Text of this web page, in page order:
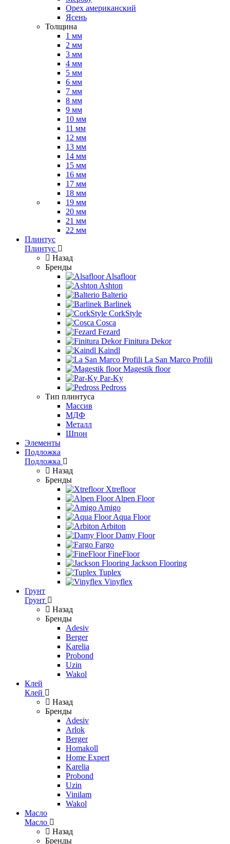
Орех американский
Ясень
Толщина
1 мм
2 мм
3 мм
4 мм
5 мм
6 мм
7 мм
8 мм
9 мм
10 мм
11 мм
12 мм
13 мм
14 мм
15 мм
16 мм
17 мм
18 мм
19 мм
20 мм
21 мм
22 мм
Плинтус
Плинтус
Назад
Бренды
Alsafloor
Ashton
Balterio
Barlinek
CorkStyle
Cosca
Fezard
Finitura Dekor
Kaindl
La San Marco Profili
Magestik floor
Par-Ky
Pedross
Тип плинтуса
Массив
МДФ
Металл
Шпон
Элементы
Подложка
Подложка
Назад
Бренды
Xtrefloor
Alpen Floor
Amigo
Aqua Floor
Arbiton
Damy Floor
Fargo
FineFloor
Jackson Flooring
Tuplex
Vinyflex
Грунт
Грунт
Назад
Бренды
Adesiv
Berger
Karelia
Probond
Uzin
Wakol
Клей
Клей
Назад
Бренды
Adesiv
Arlok
Berger
Homakoll
Home Expert
Karelia
Probond
Uzin
Vinilam
Wakol
Масло
Масло
Назад
Бренды